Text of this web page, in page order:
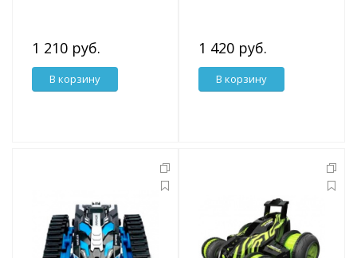
1 210 руб.
В корзину
1 420 руб.
В корзину